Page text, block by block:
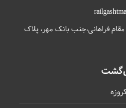
فراهانی،جنب بانک مهر، پلاک